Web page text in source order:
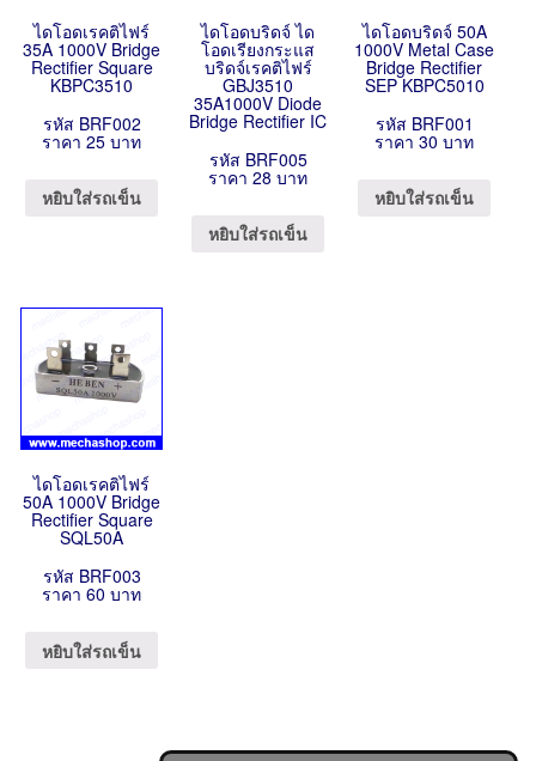
ไดโอดเรคติไฟร์
35A 1000V Bridge
Rectifier Square
KBPC3510
รหัส BRF002
ราคา 25 บาท
หยิบใส่รถเข็น
ไดโอดบริดจ์ ได
โอดเรียงกระแส
บริดจ์เรคติไฟร์
GBJ3510
35A1000V Diode
Bridge Rectifier IC
รหัส BRF005
ราคา 28 บาท
หยิบใส่รถเข็น
ไดโอดบริดจ์ 50A
1000V Metal Case
Bridge Rectifier
SEP KBPC5010
รหัส BRF001
ราคา 30 บาท
หยิบใส่รถเข็น
ไดโอดเรคติไฟร์
50A 1000V Bridge
Rectifier Square
SQL50A
รหัส BRF003
ราคา 60 บาท
หยิบใส่รถเข็น